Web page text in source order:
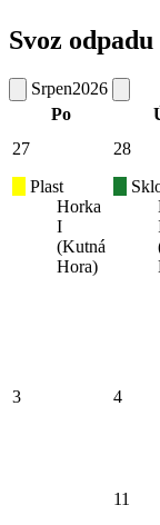
Svoz odpadu
Srpen2026
Po
27
Plast
Horka
I
(Kutná
Hora)
28
3 4
11